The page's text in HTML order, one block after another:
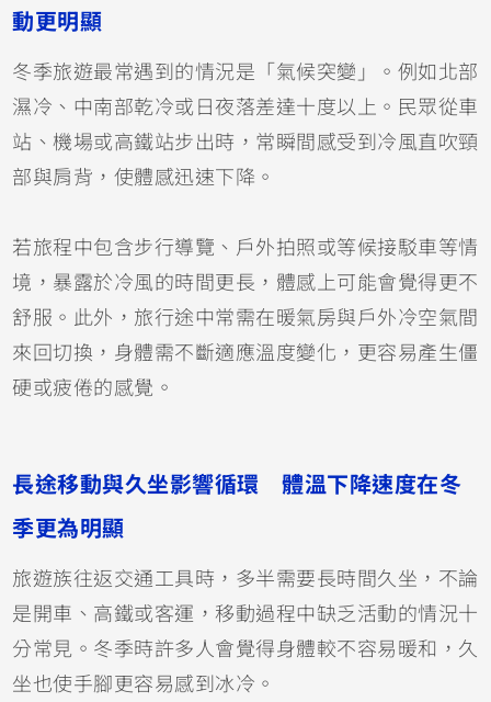
動更明顯
冬季旅遊最常遇到的情況是「氣候突變」。例如北部
濕冷、中南部乾冷或日夜落差達十度以上。民眾從車
站、機場或高鐵站步出時，常瞬間感受到冷風直吹頸
部與肩背，使體感迅速下降。
若旅程中包含步行導覽、戶外拍照或等候接駁車等情
境，暴露於冷風的時間更長，體感上可能會覺得更不
舒服。此外，旅行途中常需在暖氣房與戶外冷空氣間
來回切換，身體需不斷適應溫度變化，更容易產生僵
硬或疲倦的感覺。
長途移動與久坐影響循環 體溫下降速度在冬
季更為明顯
旅遊族往返交通工具時，多半需要長時間久坐，不論
是開車、高鐵或客運，移動過程中缺乏活動的情況十
分常見。冬季時許多人會覺得身體較不容易暖和，久
坐也使手腳更容易感到冰冷。